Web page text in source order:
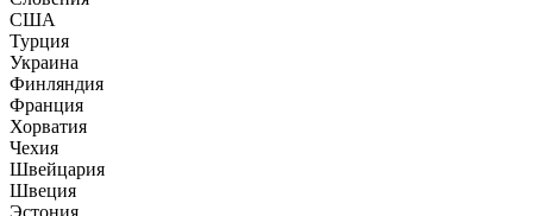
США
Турция
Украина
Финляндия
Франция
Хорватия
Чехия
Швейцария
Швеция
Эстония